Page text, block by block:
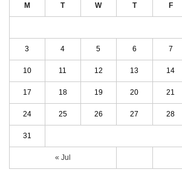
M T W T F
« Jul
3 4 5 6 7
10 11 12 13 14
17 18 19 20 21
24 25 26 27 28
31